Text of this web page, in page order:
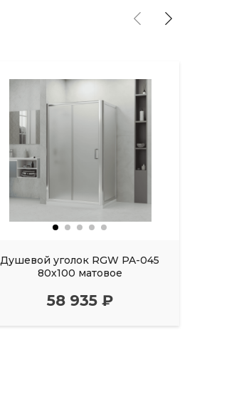
Душевой уголок RGW PA-045
80х100 матовое
58 935 ₽